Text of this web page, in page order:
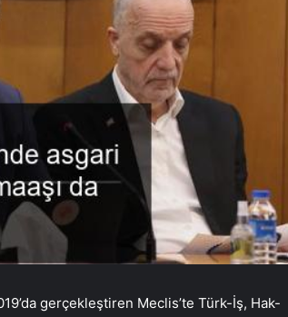
gerçekleştiren Meclis’te Türk-İş, Hak-